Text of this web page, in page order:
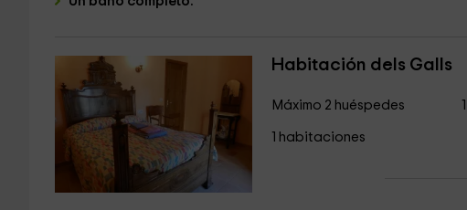
Habitación dels Galls
Máximo 2 huéspedes
1 habitaciones